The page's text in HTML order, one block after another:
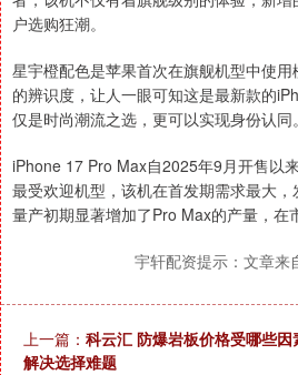
户选购狂潮。
星宇橙配色是苹果首次在旗舰机型中使
的辨识度，让人一眼可知这是最新款的
仅是时尚潮流之选，更可以实现身份认同。
iPhone 17 Pro Max自2025年9月开售以
最受欢迎机型，该机在首发期需求最大
量产初期显著增加了Pro Max的产量，在
宇轩配资提示：文章来
上一篇： 科云汇 防爆岩板价格受哪些
解决选择难题